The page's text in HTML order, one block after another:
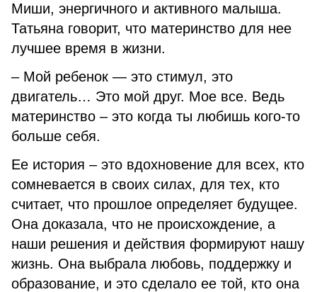
Миши, энергичного и активного малыша.
Татьяна говорит, что материнство для нее
лучшее время в жизни.
– Мой ребенок — это стимул, это
двигатель… Это мой друг. Мое все. Ведь
материнство – это когда ты любишь кого-то
больше себя.
Ее история – это вдохновение для всех, кто
сомневается в своих силах, для тех, кто
считает, что прошлое определяет будущее.
Она доказала, что не происхождение, а
наши решения и действия формируют нашу
жизнь. Она выбрала любовь, поддержку и
образование, и это сделало ее той, кто она